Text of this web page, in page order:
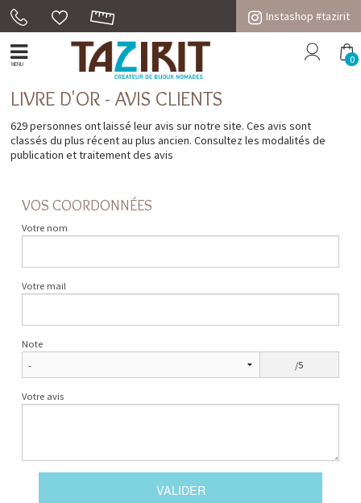
Instashop #tazirit
MENU 0
LIVRE D'OR - AVIS CLIENTS
629 personnes ont laissé leur avis sur notre site. Ces avis sont
classés du plus récent au plus ancien. Consultez lesmodalités de
publication et traitement des avis
VOS COORDONNÉES
Votre nom
Votre mail
Note
/5
Votre avis